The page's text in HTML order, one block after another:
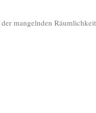
mangelnden